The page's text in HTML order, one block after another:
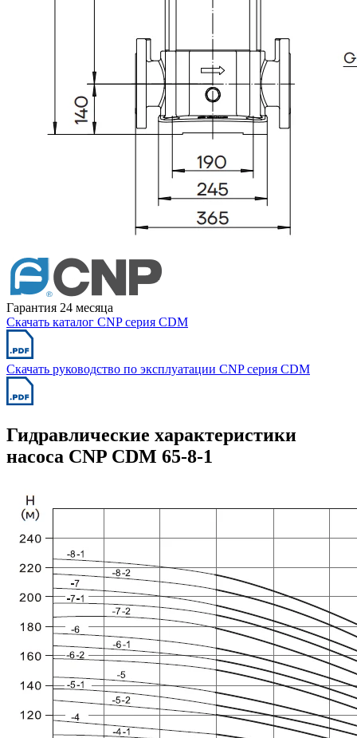
Гарантия 24 месяца
Скачать каталог CNP серия CDM
Скачать руководство по эксплуатации CNP серия CDM
Гидравлические характеристики
насоса CNP CDM 65-8-1